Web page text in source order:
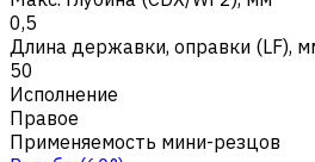
0,5
Длина державки, оправки (LF),
50
Исполнение
Правое
Применяемость мини-резцов